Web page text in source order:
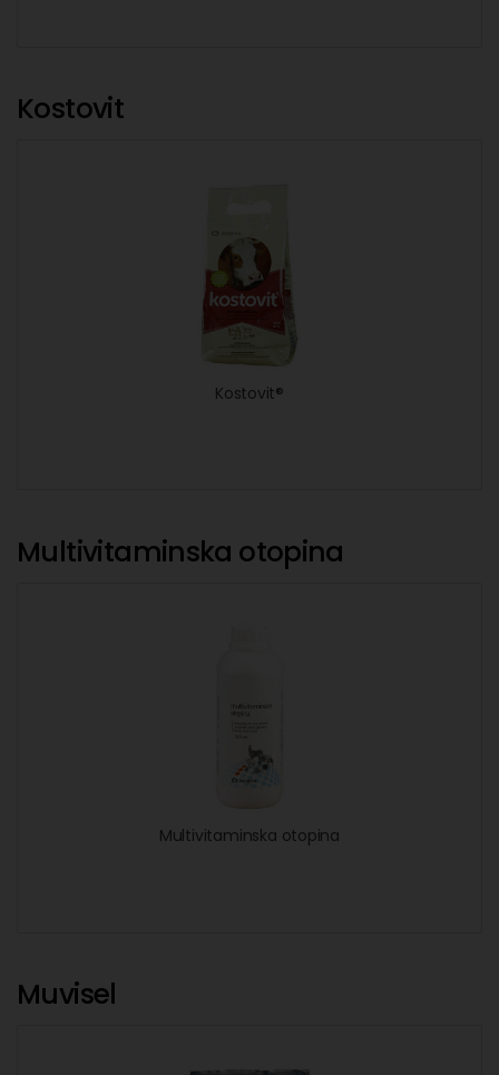
Kostovit
Kostovit®
Multivitaminska otopina
Multivitaminska otopina
Muvisel